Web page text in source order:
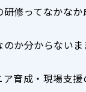
研修ってなかなか
か分からない
育成・現場支